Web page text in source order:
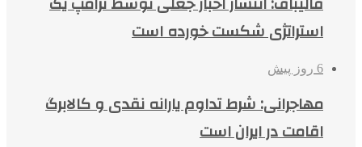
استراتژی شکست خورده است
6 روز پیش
مهاجرانی: شرط تداوم یارانه نقدی و کالابرگ
اقامت در ایران است